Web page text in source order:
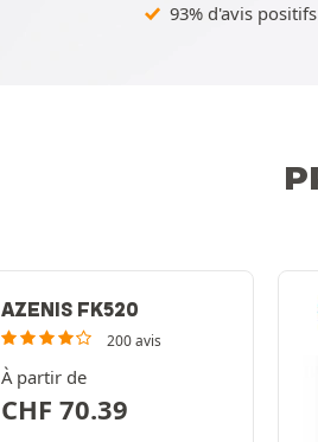
93% d'avis
AZENIS FK520
200 avis
À partir de
CHF 70.39